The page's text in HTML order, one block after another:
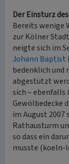
Der Einsturz
Bereits wenige
zur Kölner
neigte sich im
Johann Baptist
bedenklich und
abgestützt
sich – ebenfalls
Gewölbedecke
im August
Rathausturm
so dass ein
musste (koeln-